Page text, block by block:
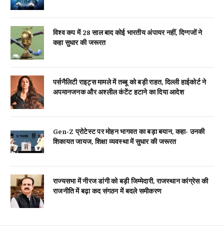
विश्व कप में 28 साल बाद कोई भारतीय अंपायर नहीं, दिग्गजों ने
कहा सुधार की जरूरत
पर्सनैलिटी राइट्स मामले में तब्बू को बड़ी राहत, दिल्ली हाईकोर्ट ने
अपमानजनक और अश्लील कंटेंट हटाने का दिया आदेश
Gen-Z प्रोटेस्ट पर मोहन भागवत का बड़ा बयान, कहा- उनकी
शिकायत जायज, शिक्षा व्यवस्था में सुधार की जरूरत
राज्यसभा में नीरज डांगी को बड़ी जिम्मेदारी, राजस्थान कांग्रेस की
राजनीति में बढ़ा कद संगठन में बदले समीकरण